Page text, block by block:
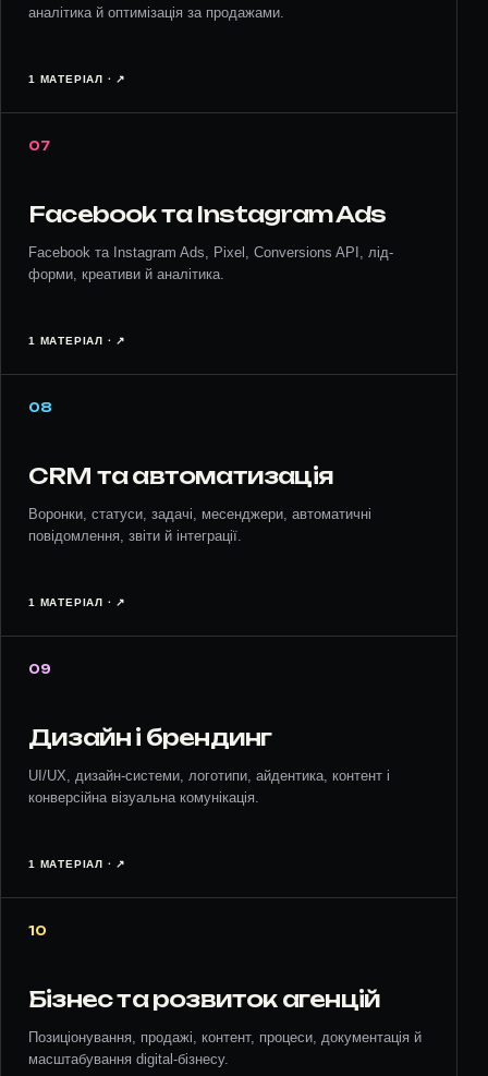
аналітика й оптимізація за продажами.
1 МАТЕРІАЛ · ↗︎
07
Facebook та Instagram Ads
Facebook та Instagram Ads, Pixel, Conversions API, лід-
форми, креативи й аналітика.
1 МАТЕРІАЛ · ↗︎
08
CRM та автоматизація
Воронки, статуси, задачі, месенджери, автоматичні
повідомлення, звіти й інтеграції.
1 МАТЕРІАЛ · ↗︎
09
Дизайн і брендинг
UI/UX, дизайн-системи, логотипи, айдентика, контент і
конверсійна візуальна комунікація.
1 МАТЕРІАЛ · ↗︎
10
Бізнес та розвиток агенцій
Позиціонування, продажі, контент, процеси, документація й
масштабування digital-бізнесу.